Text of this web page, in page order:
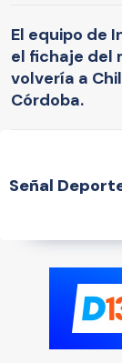
El equipo de
el fichaje del
volvería a
Córdoba.
Señal